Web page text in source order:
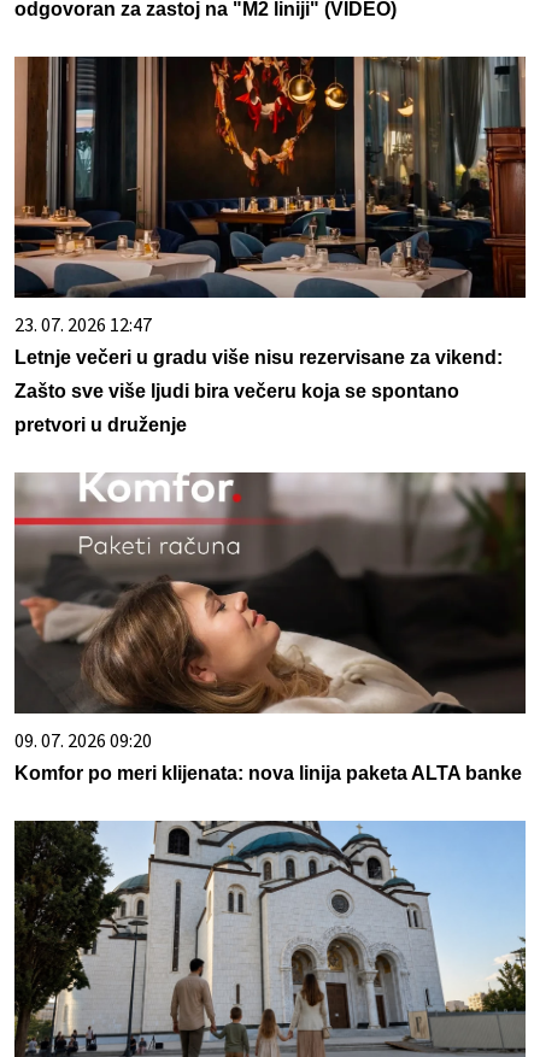
odgovoran za zastoj na "M2 liniji" (VIDEO)
23. 07. 2026 12:47
Letnje večeri u gradu više nisu rezervisane za vikend:
Zašto sve više ljudi bira večeru koja se spontano
pretvori u druženje
09. 07. 2026 09:20
Komfor po meri klijenata: nova linija paketa ALTA banke